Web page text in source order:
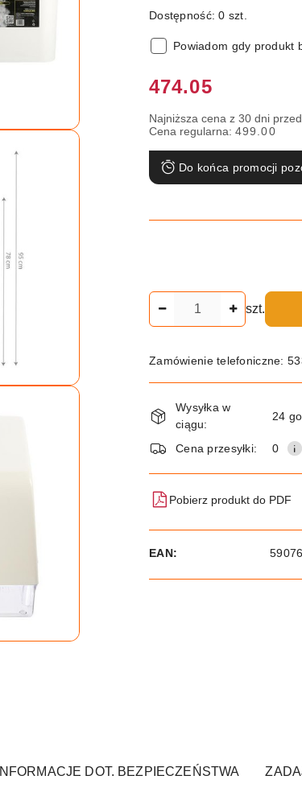
Dostępność:0 szt.
Powiadom gdy produkt
Cena:
474.05
Najniższa cena z 30 dni
Cena regularna: 499.00
Do końca promocji
szt.
Zamówienie telefoniczne:
Dostępność
i
dostawa
Wysyłka w
ciągu:
24
Cena przesyłki: 0
Pobierz produkt do PDF
EAN:
INFORMACJE DOT. BEZPIECZEŃSTWA